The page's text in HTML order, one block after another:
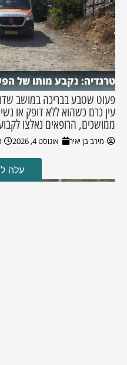
טרגדיה: נקבע מותו של
פעוט שטבע בבריכה במושב
עין כרם כשהוא ללא דופק או
ממושכים, הרופאים נאלצו
מירב בן יאיר אוגוסט 4, 2026
עלה